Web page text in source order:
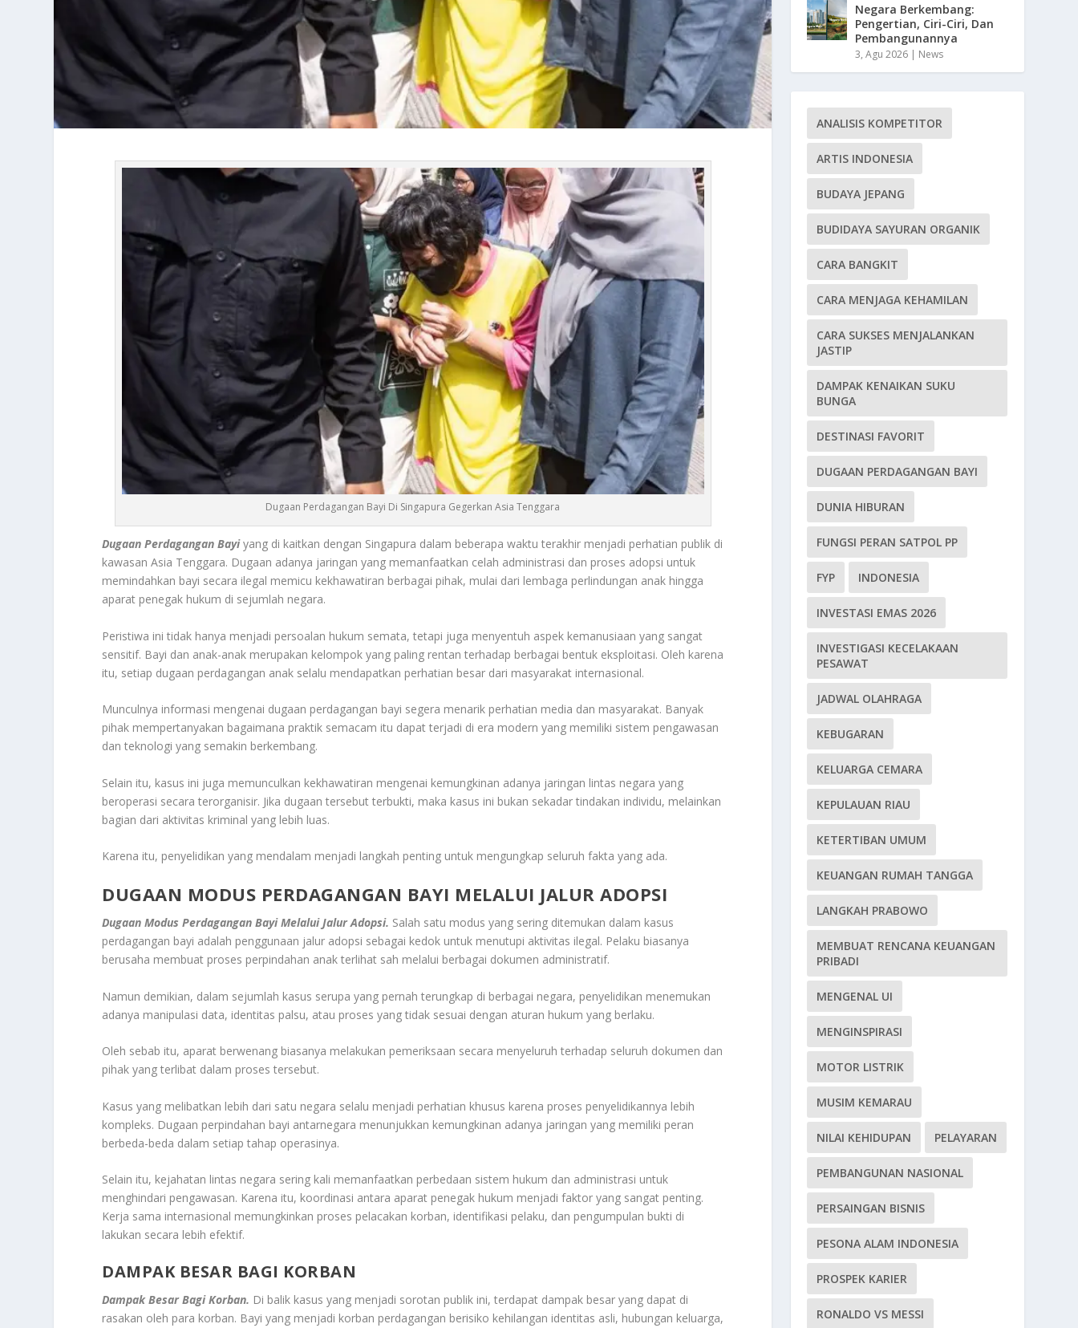
Dugaan Perdagangan Bayi Di Singapura Gegerkan Asia Tenggara
Dugaan Perdagangan Bayiyang di kaitkan dengan Singapura dalam beberapa waktu terakhir menjadi perhatian publik di
kawasan Asia Tenggara. Dugaan adanya jaringan yang memanfaatkan celah administrasi dan proses adopsi untuk
memindahkan bayi secara ilegal memicu kekhawatiran berbagai pihak, mulai dari lembaga perlindungan anak hingga
aparat penegak hukum di sejumlah negara.
Peristiwa ini tidak hanya menjadi persoalan hukum semata, tetapi juga menyentuh aspek kemanusiaan yang sangat
sensitif. Bayi dan anak-anak merupakan kelompok yang paling rentan terhadap berbagai bentuk eksploitasi. Oleh karena
itu, setiap dugaan perdagangan anak selalu mendapatkan perhatian besar dari masyarakat internasional.
Munculnya informasi mengenai dugaan perdagangan bayi segera menarik perhatian media dan masyarakat. Banyak
pihak mempertanyakan bagaimana praktik semacam itu dapat terjadi di era modern yang memiliki sistem pengawasan
dan teknologi yang semakin berkembang.
Selain itu, kasus ini juga memunculkan kekhawatiran mengenai kemungkinan adanya jaringan lintas negara yang
beroperasi secara terorganisir. Jika dugaan tersebut terbukti, maka kasus ini bukan sekadar tindakan individu, melainkan
bagian dari aktivitas kriminal yang lebih luas.
Karena itu, penyelidikan yang mendalam menjadi langkah penting untuk mengungkap seluruh fakta yang ada.
DUGAAN MODUS PERDAGANGAN BAYI MELALUI JALUR ADOPSI
Dugaan Modus Perdagangan Bayi Melalui Jalur Adopsi. Salah satu modus yang sering ditemukan dalam kasus
perdagangan bayi adalah penggunaan jalur adopsi sebagai kedok untuk menutupi aktivitas ilegal. Pelaku biasanya
berusaha membuat proses perpindahan anak terlihat sah melalui berbagai dokumen administratif.
Namun demikian, dalam sejumlah kasus serupa yang pernah terungkap di berbagai negara, penyelidikan menemukan
adanya manipulasi data, identitas palsu, atau proses yang tidak sesuai dengan aturan hukum yang berlaku.
Oleh sebab itu, aparat berwenang biasanya melakukan pemeriksaan secara menyeluruh terhadap seluruh dokumen dan
pihak yang terlibat dalam proses tersebut.
Kasus yang melibatkan lebih dari satu negara selalu menjadi perhatian khusus karena proses penyelidikannya lebih
kompleks. Dugaan perpindahan bayi antarnegara menunjukkan kemungkinan adanya jaringan yang memiliki peran
berbeda-beda dalam setiap tahap operasinya.
Selain itu, kejahatan lintas negara sering kali memanfaatkan perbedaan sistem hukum dan administrasi untuk
menghindari pengawasan. Karena itu, koordinasi antara aparat penegak hukum menjadi faktor yang sangat penting.
Kerja sama internasional memungkinkan proses pelacakan korban, identifikasi pelaku, dan pengumpulan bukti di
lakukan secara lebih efektif.
DAMPAK BESAR BAGI KORBAN
Dampak Besar Bagi Korban. Di balik kasus yang menjadi sorotan publik ini, terdapat dampak besar yang dapat di
rasakan oleh para korban. Bayi yang menjadi korban perdagangan berisiko kehilangan identitas asli, hubungan keluarga,
Negara Berkembang:
Pengertian, Ciri-Ciri, Dan
Pembangunannya
3, Agu 2026 | News
ANALISIS KOMPETITOR
ARTIS INDONESIA
BUDAYA JEPANG
BUDIDAYA SAYURAN ORGANIK
CARA BANGKIT
CARA MENJAGA KEHAMILAN
CARA SUKSES MENJALANKAN
JASTIP
DAMPAK KENAIKAN SUKU
BUNGA
DESTINASI FAVORIT
DUGAAN PERDAGANGAN BAYI
DUNIA HIBURAN
FUNGSI PERAN SATPOL PP
FYP INDONESIA
INVESTASI EMAS 2026
INVESTIGASI KECELAKAAN
PESAWAT
JADWAL OLAHRAGA
KEBUGARAN
KELUARGA CEMARA
KEPULAUAN RIAU
KETERTIBAN UMUM
KEUANGAN RUMAH TANGGA
LANGKAH PRABOWO
MEMBUAT RENCANA KEUANGAN
PRIBADI
MENGENAL UI
MENGINSPIRASI
MOTOR LISTRIK
MUSIM KEMARAU
NILAI KEHIDUPAN PELAYARAN
PEMBANGUNAN NASIONAL
PERSAINGAN BISNIS
PESONA ALAM INDONESIA
PROSPEK KARIER
RONALDO VS MESSI